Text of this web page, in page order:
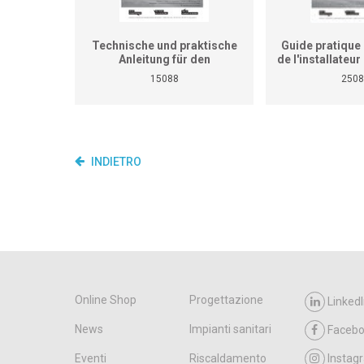
Technische und praktische
Anleitung für den
Heizungsinstallateur (ersetzt
nicht den praktischen
15088
Guide
de l'installateur
(Ne remplace
de travaux
INDIETRO
Online Shop Progettazione
News Impianti sanitari
Eventi Riscaldamento